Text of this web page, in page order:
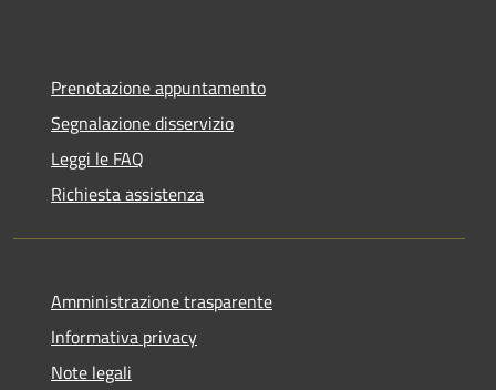
Prenotazione appuntamento
Segnalazione disservizio
Leggi le FAQ
Richiesta assistenza
Amministrazione trasparente
Informativa privacy
Note legali